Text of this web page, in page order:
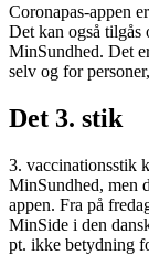
Coronapas-appen
Det kan også tilgås
MinSundhed. Det
selv og for
Det 3. stik
3. vaccinationsstik
MinSundhed, men
appen. Fra på
MinSide i den
pt. ikke betydning